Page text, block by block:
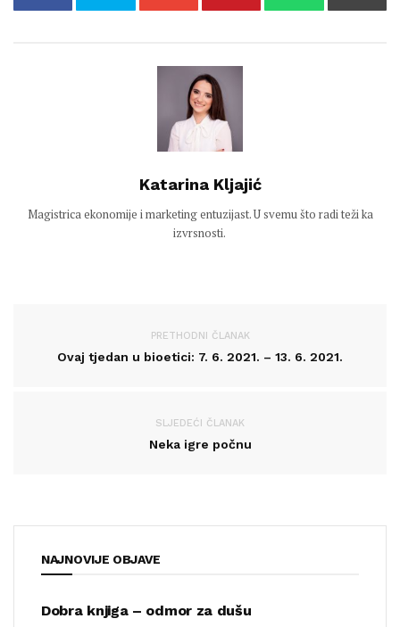
Katarina Kljajić
Magistrica ekonomije i marketing entuzijast. U svemu što radi teži ka
izvrsnosti.
PRETHODNI ČLANAK
Ovaj tjedan u bioetici: 7. 6. 2021. – 13. 6. 2021.
SLJEDEĆI ČLANAK
Neka igre počnu
NAJNOVIJE OBJAVE
Dobra knjiga – odmor za dušu